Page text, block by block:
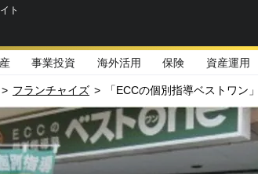
ト
事業投資 海外活用 保険 資産運用
> フランチャイズ >